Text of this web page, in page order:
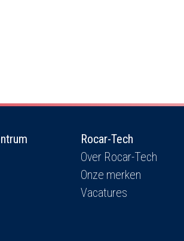
Rocar-Tech
Over Rocar-Tech
Onze merken
Vacatures